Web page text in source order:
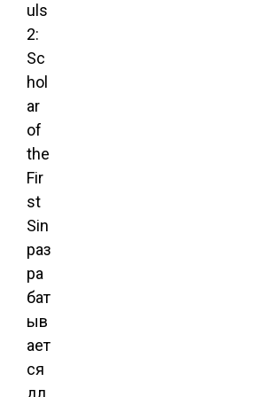
uls
2:
Sc
hol
ar
of
the
Fir
st
Sin
раз
ра
бат
ыв
ает
ся
дл